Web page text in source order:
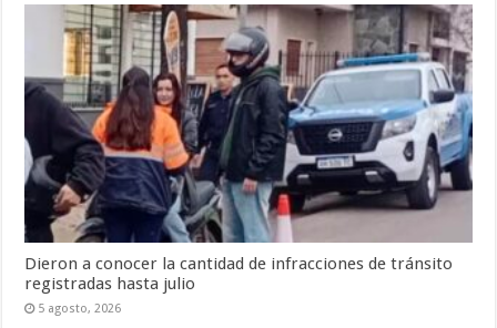
Dieron a conocer la cantidad de infracciones de tránsito
registradas hasta julio
5 agosto, 2026